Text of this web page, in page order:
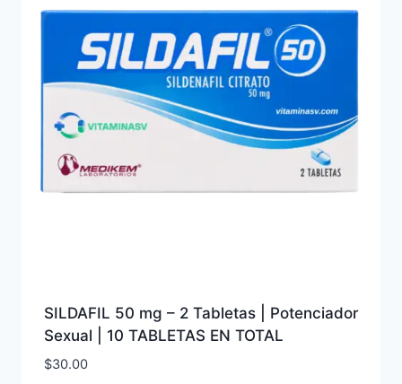
SILDAFIL 50 mg – 2 Tabletas | Potenciador
Sexual | 10 TABLETAS EN TOTAL
$30.00